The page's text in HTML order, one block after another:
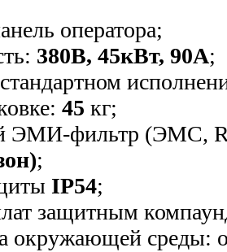
оператора;
380В, 45кВт, 90А;
45 кг;
ЭМИ-фильтр (ЭМС,
;
IP54;
защитным
окружающей среды: